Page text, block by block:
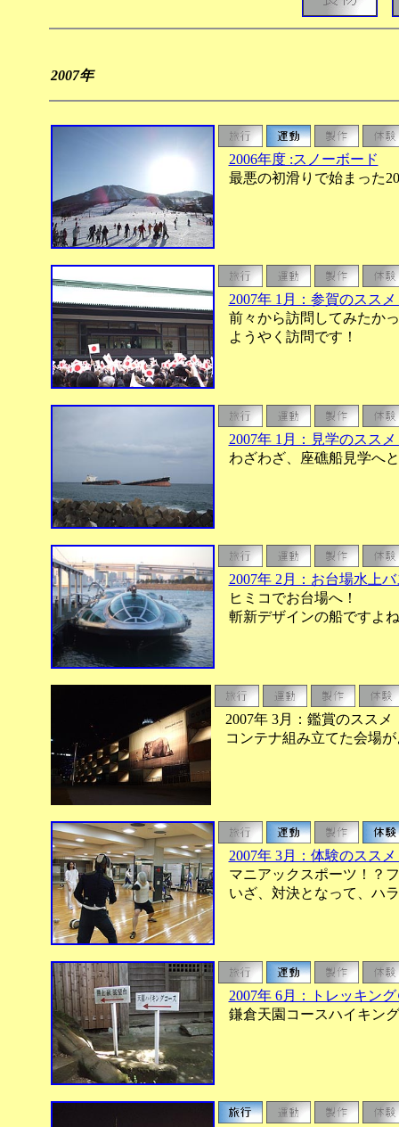
2007年
2006年度 :スノーボード
最悪の初滑りで始まった
2007年 1月：参賀のスス
前々から訪問してみたか
ようやく訪問です！
2007年 1月：見学のスス
わざわざ、座礁船見学へ
2007年 2月：お台場水上
ヒミコでお台場へ！
斬新デザインの船ですよ
2007年 3月：鑑賞のスス
コンテナ組み立てた会場が
2007年 3月：体験のスス
マニアックスポーツ！？
いざ、対決となって、ハ
2007年 6月：トレッキン
鎌倉天園コースハイキン